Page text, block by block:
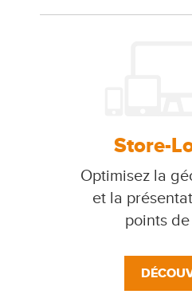
Store-
Optimisez la
et la
points